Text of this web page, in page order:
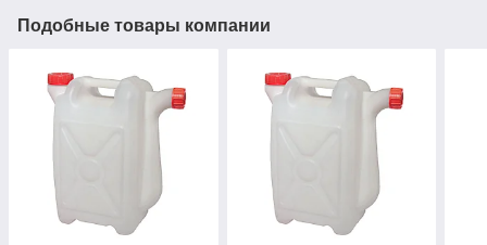
Подобные товары компании